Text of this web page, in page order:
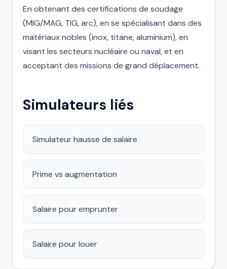
En obtenant des certifications de soudage
(MIG/MAG, TIG, arc), en se spécialisant dans des
matériaux nobles (inox, titane, aluminium), en
visant les secteurs nucléaire ou naval, et en
acceptant des missions de grand déplacement.
Simulateurs liés
Simulateur hausse de salaire
Prime vs augmentation
Salaire pour emprunter
Salaire pour louer